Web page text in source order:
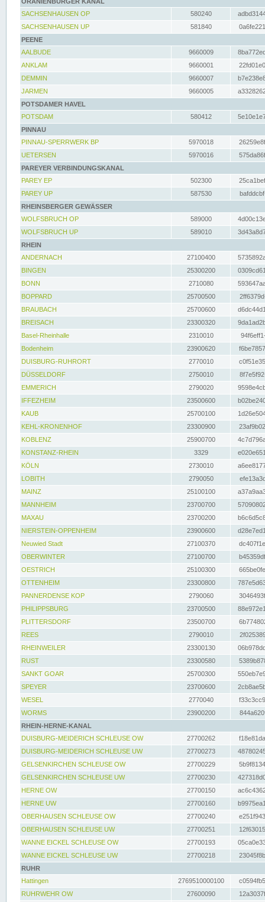
SACHSENHAUSEN OP
580240
SACHSENHAUSEN UP
581840
PEENE
AALBUDE
9660009
ANKLAM
9660001
DEMMIN
9660007
JARMEN
9660005
POTSDAMER HAVEL
POTSDAM
580412
PINNAU
PINNAU-SPERRWERK BP
5970018
UETERSEN
5970016
PAREYER VERBINDUNGSKANAL
PAREY EP
502300
PAREY UP
587530
RHEINSBERGER GEWÄSSER
WOLFSBRUCH OP
589000
WOLFSBRUCH UP
589010
RHEIN
ANDERNACH
27100400
BINGEN
25300200
BONN
2710080
BOPPARD
25700500
BRAUBACH
25700600
BREISACH
23300320
Basel-Rheinhalle
2310010
Bodenheim
23900620
DUISBURG-RUHRORT
2770010
DÜSSELDORF
2750010
EMMERICH
2790020
IFFEZHEIM
23500600
KAUB
25700100
KEHL-KRONENHOF
23300900
KOBLENZ
25900700
KONSTANZ-RHEIN
3329
KÖLN
2730010
LOBITH
2790050
MAINZ
25100100
MANNHEIM
23700700
MAXAU
23700200
NIERSTEIN-OPPENHEIM
23900600
Neuwied Stadt
27100370
OBERWINTER
27100700
OESTRICH
25100300
OTTENHEIM
23300800
PANNERDENSE KOP
2790060
PHILIPPSBURG
23700500
PLITTERSDORF
23500700
REES
2790010
RHEINWEILER
23300130
RUST
23300580
SANKT GOAR
25700300
SPEYER
23700600
WESEL
2770040
WORMS
23900200
RHEIN-HERNE-KANAL
DUISBURG-MEIDERICH SCHLEUSE OW
27700262
DUISBURG-MEIDERICH SCHLEUSE UW
27700273
GELSENKIRCHEN SCHLEUSE OW
27700229
GELSENKIRCHEN SCHLEUSE UW
27700230
HERNE OW
27700150
HERNE UW
27700160
OBERHAUSEN SCHLEUSE OW
27700240
OBERHAUSEN SCHLEUSE UW
27700251
WANNE EICKEL SCHLEUSE OW
27700193
WANNE EICKEL SCHLEUSE UW
27700218
RUHR
Hattingen
2769510000100
RUHRWEHR OW
27600090